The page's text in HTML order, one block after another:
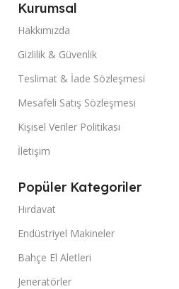
Kurumsal
Hakkımızda
Gizlilik & Güvenlik
Teslimat & İade Sözleşmesi
Mesafeli Satış Sözleşmesi
Kişisel Veriler Politikası
İletişim
Popüler Kategoriler
Hırdavat
Endüstriyel Makineler
Bahçe El Aletleri
Jeneratörler